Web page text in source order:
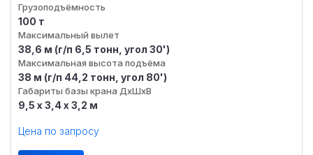
Грузоподъёмность
100 т
Максимальный вылет
38,6 м (г/п 6,5 тонн, угол 30')
Максимальная высота подъёма
38 м (г/п 44,2 тонн, угол 80')
Габариты базы крана ДхШхВ
9,5 х 3,4 х 3,2 м
Цена по запросу